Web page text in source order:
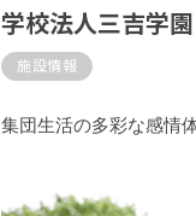
学校法人三吉学
施設情報
集団生活の多彩な感情